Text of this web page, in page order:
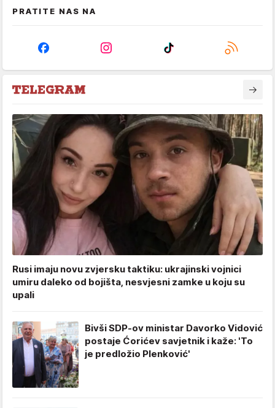
PRATITE NAS NA
Rusi imaju novu zvjersku taktiku: ukrajinski vojnici
umiru daleko od bojišta, nesvjesni zamke u koju su
upali
Bivši SDP-ov ministar Davorko Vidović
postaje Ćorićev savjetnik i kaže: 'To
je predložio Plenković'